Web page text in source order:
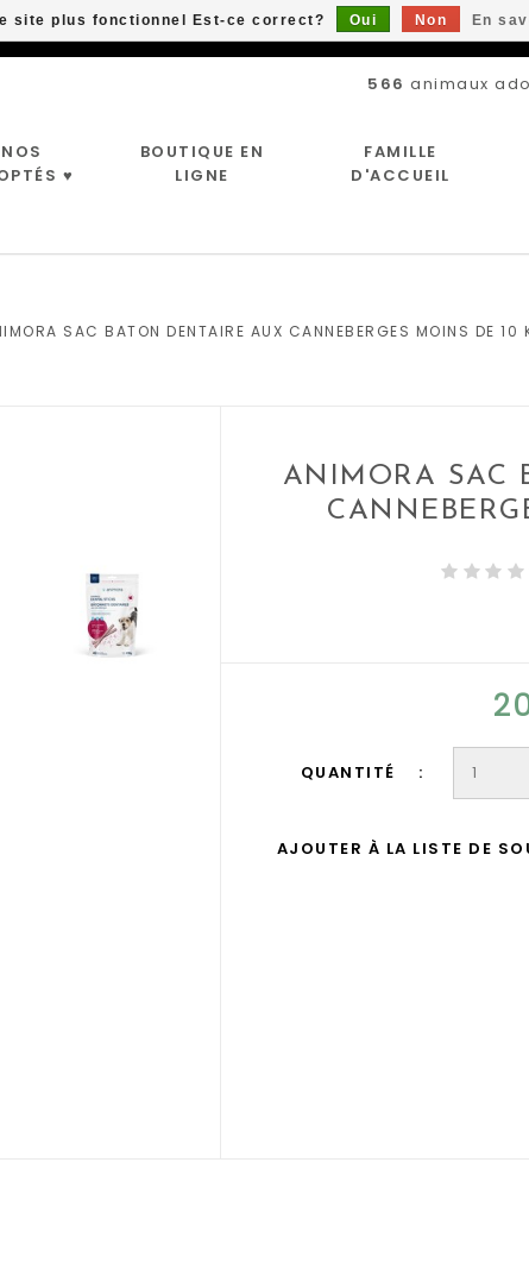
566 animaux
NOS
♥
BOUTIQUE EN
LIGNE
FAMILLE
D'ACCUEIL
SAC BATON DENTAIRE AUX CANNEBERGES MOINS DE 10
ANIMORA SAC
QUANTITÉ
AJOUTER À LA LISTE DE
site plus fonctionnel Est-ce correct? Oui Non En
Livraison gratuite à partir de 89$*